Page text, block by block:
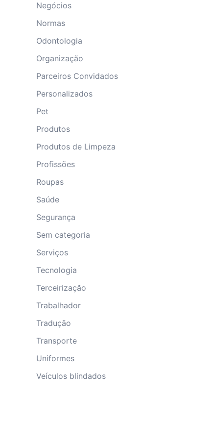
Negócios
Normas
Odontologia
Organização
Parceiros Convidados
Personalizados
Pet
Produtos
Produtos de Limpeza
Profissões
Roupas
Saúde
Segurança
Sem categoria
Serviços
Tecnologia
Terceirização
Trabalhador
Tradução
Transporte
Uniformes
Veículos blindados